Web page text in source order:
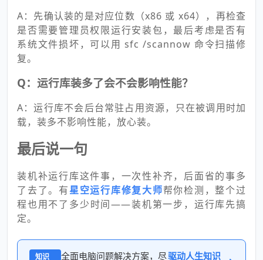
A：先确认装的是对应位数（x86 或 x64），再检查
是否需要管理员权限运行安装包，最后考虑是否有
系统文件损坏，可以用 sfc /scannow 命令扫描修
复。
Q：运行库装多了会不会影响性能？
A：运行库不会后台常驻占用资源，只在被调用时加
载，装多不影响性能，放心装。
最后说一句
装机补运行库这件事，一次性补齐，后面省的事多
了去了。有星空运行库修复大师帮你检测，整个过
程也用不了多少时间——装机第一步，运行库先搞
定。
知识 全面电脑问题解决方案，尽驱动人生知识